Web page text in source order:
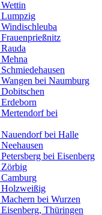
Lumpzig
bei Naumburg
bei
bei Halle
bei Eisenberg
Zörbig
Holzweißig
bei Wurzen
Thüringen